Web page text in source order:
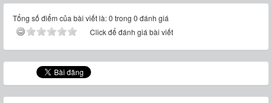
Tổng số điểm của bài viết là: 0 trong 0 đánh giá
Click để đánh giá bài viết